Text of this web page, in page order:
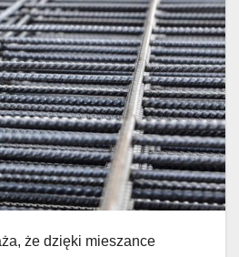
że dzięki mieszance